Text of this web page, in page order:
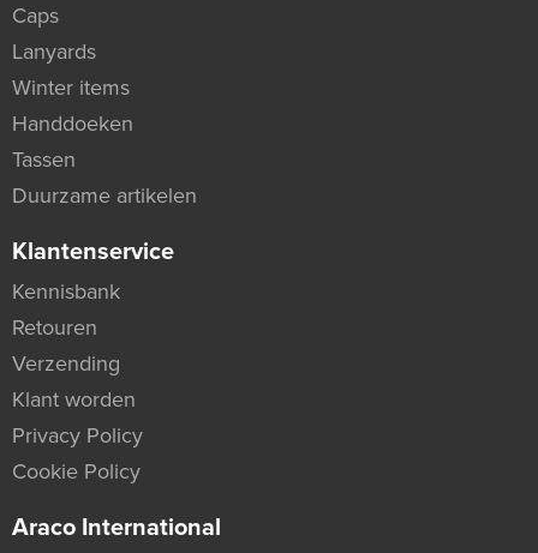
Caps
Lanyards
Winter items
Handdoeken
Tassen
Duurzame artikelen
Klantenservice
Kennisbank
Retouren
Verzending
Klant worden
Privacy Policy
Cookie Policy
Araco International